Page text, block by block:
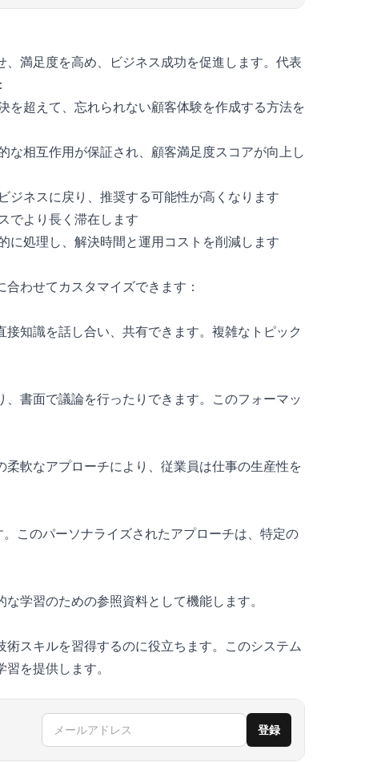
満足度を高め、ビジネス成功を促進します。代表
を超えて、忘れられない顧客体験を作成する方法を
な相互作用が保証され、顧客満足度スコアが向上し
ジネスに戻り、推奨する可能性が高くなります
でより長く滞在します
に処理し、解決時間と運用コストを削減します
わせてカスタマイズできます：
知識を話し合い、共有できます。複雑なトピック
書面で議論を行ったりできます。このフォーマッ
軟なアプローチにより、従業員は仕事の生産性を
このパーソナライズされたアプローチは、特定の
学習のための参照資料として機能します。
スキルを習得するのに役立ちます。このシステム
を提供します。
メールアドレス 登録